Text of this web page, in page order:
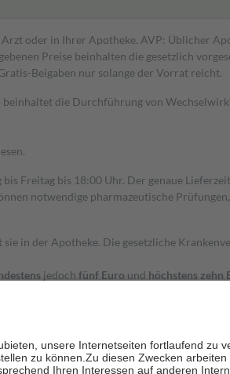
oder in Ihrer Apotheke. AVP: Üblicher
Preise beinhalten die gesetzlich
Beigaben nur solange der Vorrat reicht.
die Durchführung von
Freitag bis 18:00 Uhr. Der genaue
notwendige pharmazeutische
in der Apotheke. Die gesetzliche
jedoch fünf Euro und höchstens zehn
der Familie zu unterstützen, fallen